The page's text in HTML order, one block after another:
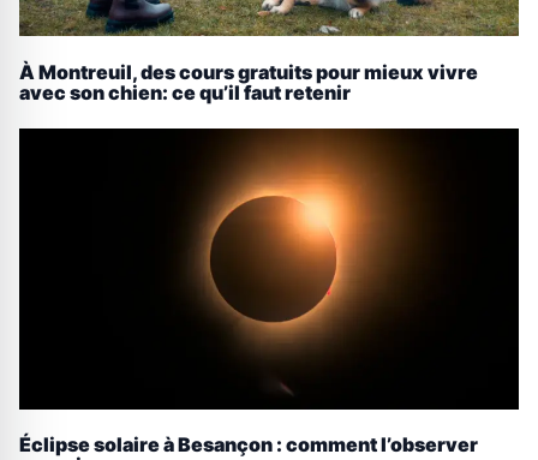
À Montreuil, des cours gratuits pour mieux vivre
avec son chien: ce qu’il faut retenir
Éclipse solaire à Besançon : comment l’observer